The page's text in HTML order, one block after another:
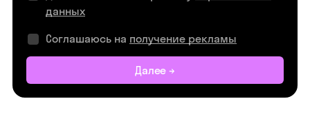
данных
Соглашаюсь на получение рекламы
Далее →